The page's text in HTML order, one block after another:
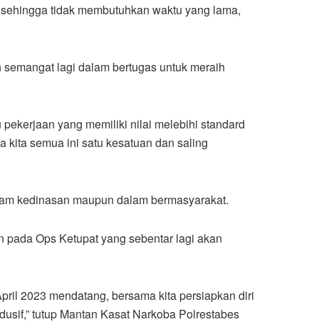
tidak membutuhkan waktu yang lama,
lagi dalam bertugas untuk meraih
yang memiliki nilai melebihi standard
kita semua ini satu kesatuan dan saling
kedinasan maupun dalam bermasyarakat.
Ops Ketupat yang sebentar lagi akan
2023 mendatang, bersama kita persiapkan diri
tutup Mantan Kasat Narkoba Polrestabes